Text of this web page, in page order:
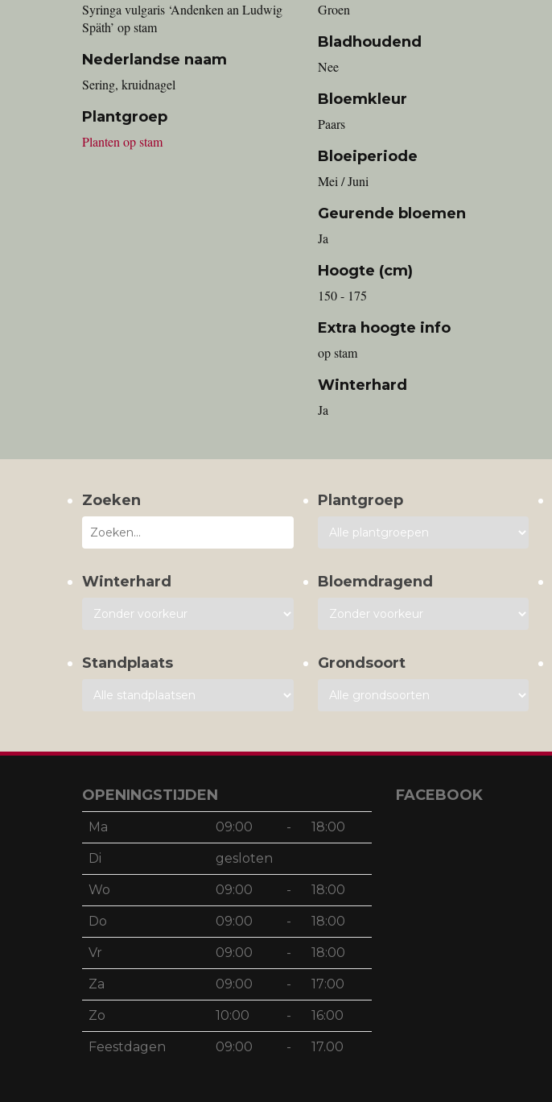
Syringa vulgaris ‘Andenken an Ludwig
Späth’ op stam
Nederlandse naam
sering, kruidnagel
Plantgroep
Planten op stam
Groen
Bladhoudend
Nee
Bloemkleur
Paars
Bloeiperiode
Mei / Juni
Geurende bloemen
Ja
Hoogte (cm)
150 - 175
Extra hoogte info
op stam
Winterhard
Ja
Zoeken Plantgroep
Winterhard Bloemdragend
Standplaats Grondsoort
OPENINGSTIJDEN
Ma 09:00 - 18:00
Di gesloten
Wo 09:00 - 18:00
Do 09:00 - 18:00
Vr 09:00 - 18:00
Za 09:00 - 17:00
Zo 10:00 - 16:00
Feestdagen 09:00 - 17.00
FACEBOOK